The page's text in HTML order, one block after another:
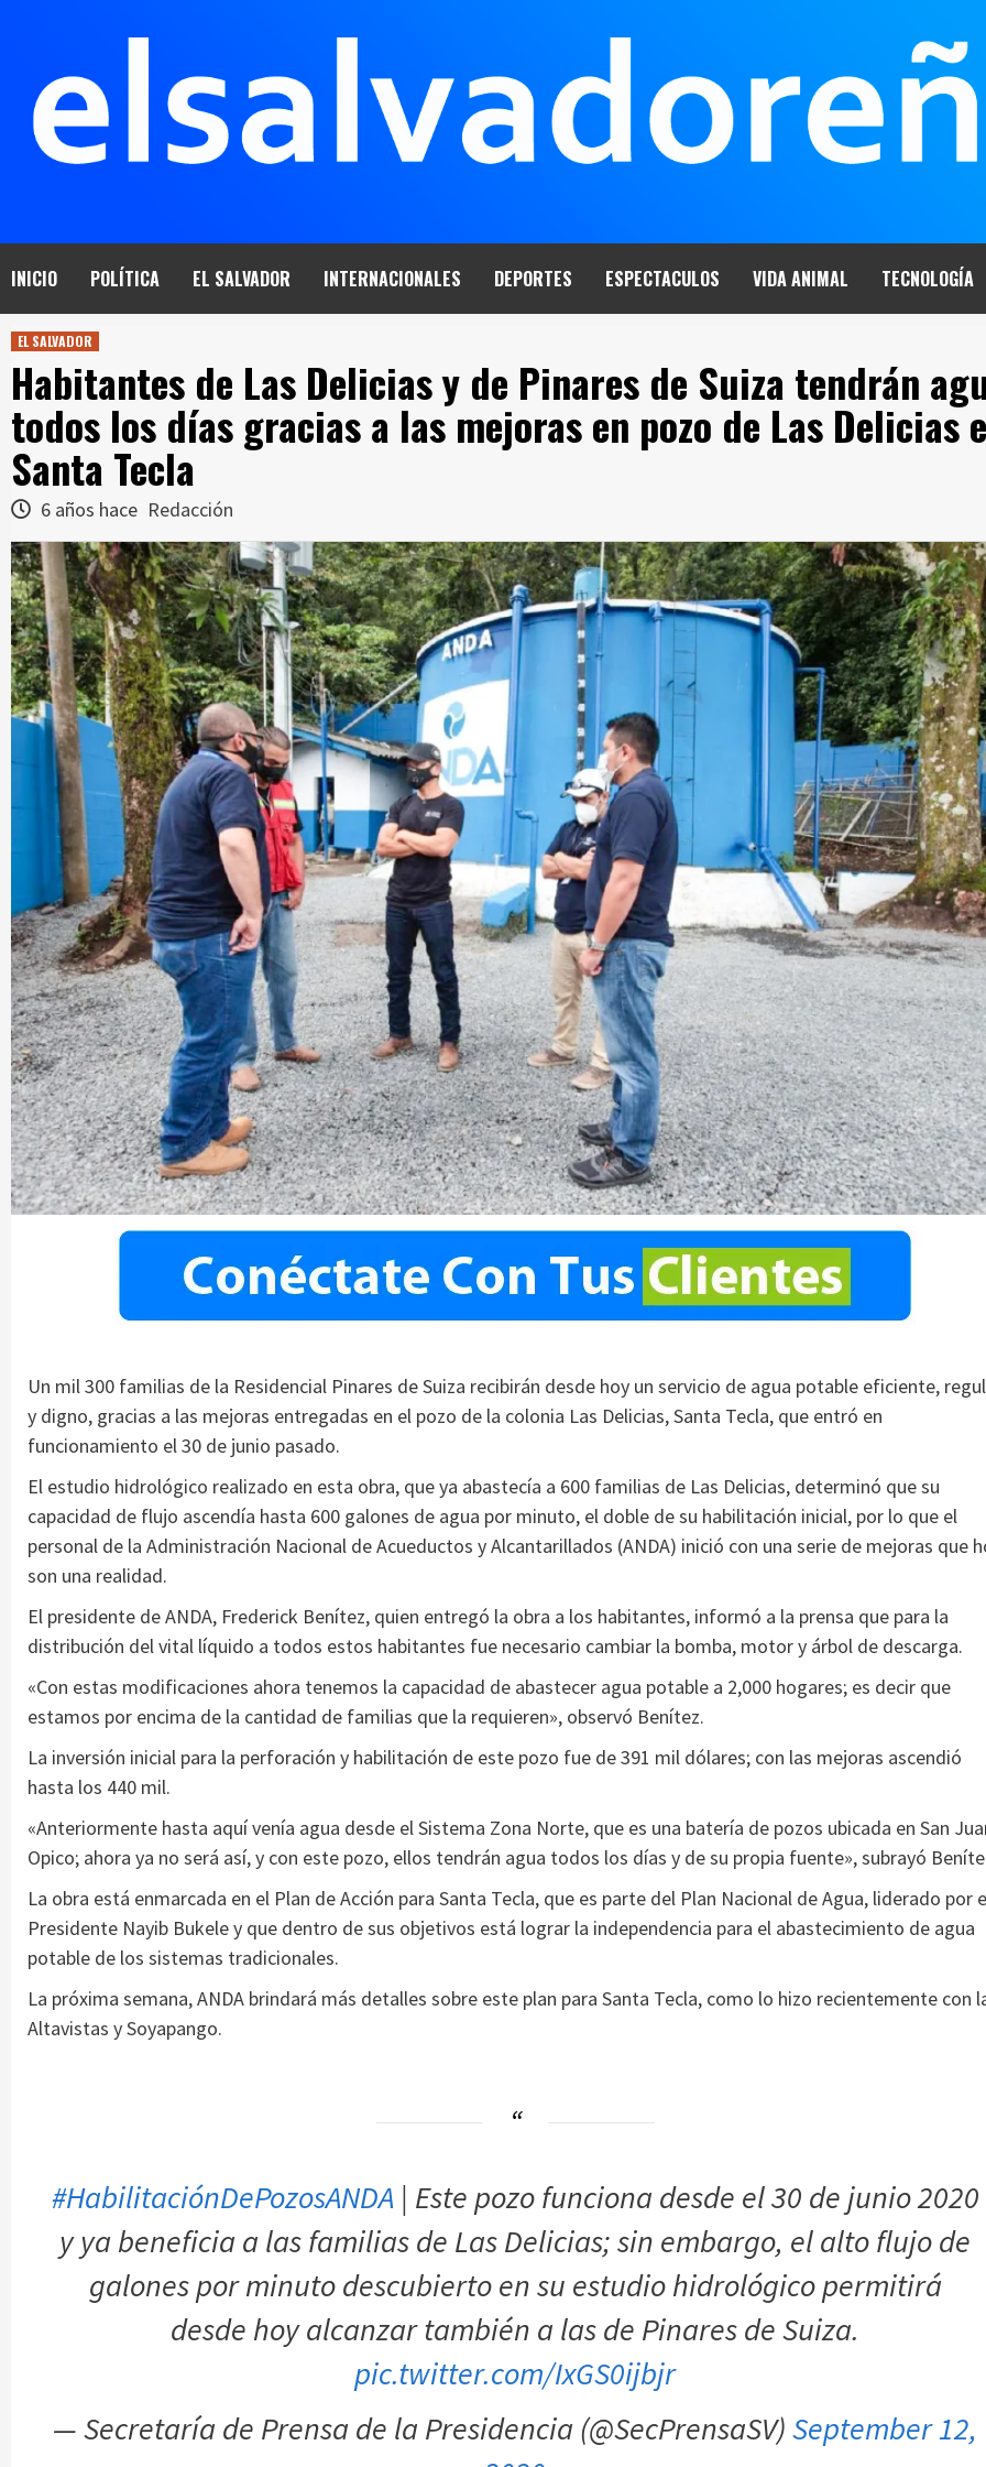
INICIO POLÍTICA EL SALVADOR INTERNACIONALES DEPORTES ESPECTACULOS VIDA ANIMAL TECNOLOGÍA
EL SALVADOR
Habitantes de Las Delicias y de Pinares de Suiza tendrán
todos los días gracias a las mejoras en pozo de Las Delicias
Santa Tecla
6 años hace Redacción
Un mil 300 familias de la Residencial Pinares de Suiza recibirán desde hoy un servicio de agua potable eficiente,
y digno, gracias a las mejoras entregadas en el pozo de la colonia Las Delicias, Santa Tecla, que entró en
funcionamiento el 30 de junio pasado.
El estudio hidrológico realizado en esta obra, que ya abastecía a 600 familias de Las Delicias, determinó que su
capacidad de flujo ascendía hasta 600 galones de agua por minuto, el doble de su habilitación inicial, por lo que el
personal de la Administración Nacional de Acueductos y Alcantarillados (ANDA) inició con una serie de mejoras que
son una realidad.
El presidente de ANDA, Frederick Benítez, quien entregó la obra a los habitantes, informó a la prensa que para la
distribución del vital líquido a todos estos habitantes fue necesario cambiar la bomba, motor y árbol de descarga.
«Con estas modificaciones ahora tenemos la capacidad de abastecer agua potable a 2,000 hogares; es decir que
estamos por encima de la cantidad de familias que la requieren», observó Benítez.
La inversión inicial para la perforación y habilitación de este pozo fue de 391 mil dólares; con las mejoras ascendió
hasta los 440 mil.
«Anteriormente hasta aquí venía agua desde el Sistema Zona Norte, que es una batería de pozos ubicada en San
Opico; ahora ya no será así, y con este pozo, ellos tendrán agua todos los días y de su propia fuente», subrayó
La obra está enmarcada en el Plan de Acción para Santa Tecla, que es parte del Plan Nacional de Agua, liderado por
Presidente Nayib Bukele y que dentro de sus objetivos está lograr la independencia para el abastecimiento de agua
potable de los sistemas tradicionales.
La próxima semana, ANDA brindará más detalles sobre este plan para Santa Tecla, como lo hizo recientemente con
Altavistas y Soyapango.
#HabilitaciónDePozosANDA| Este pozo funciona desde el 30 de junio 2020
y ya beneficia a las familias de Las Delicias; sin embargo, el alto flujo de
galones por minuto descubierto en su estudio hidrológico permitirá
desde hoy alcanzar también a las de Pinares de Suiza.
pic.twitter.com/IxGS0ijbjr
— Secretaría de Prensa de la Presidencia (@SecPrensaSV)September 12,